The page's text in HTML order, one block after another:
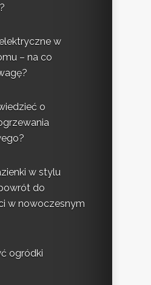
w
– na co
o
w stylu
do
w nowoczesnym
ogródki